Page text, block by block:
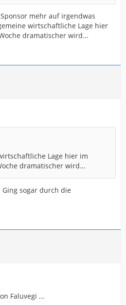
mehr auf irgendwas
wirtschaftliche Lage hier
dramatischer wird...
Lage hier im
dramatischer wird...
Ging sogar durch die
Faluvegi ...